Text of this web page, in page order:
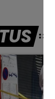
MIDI